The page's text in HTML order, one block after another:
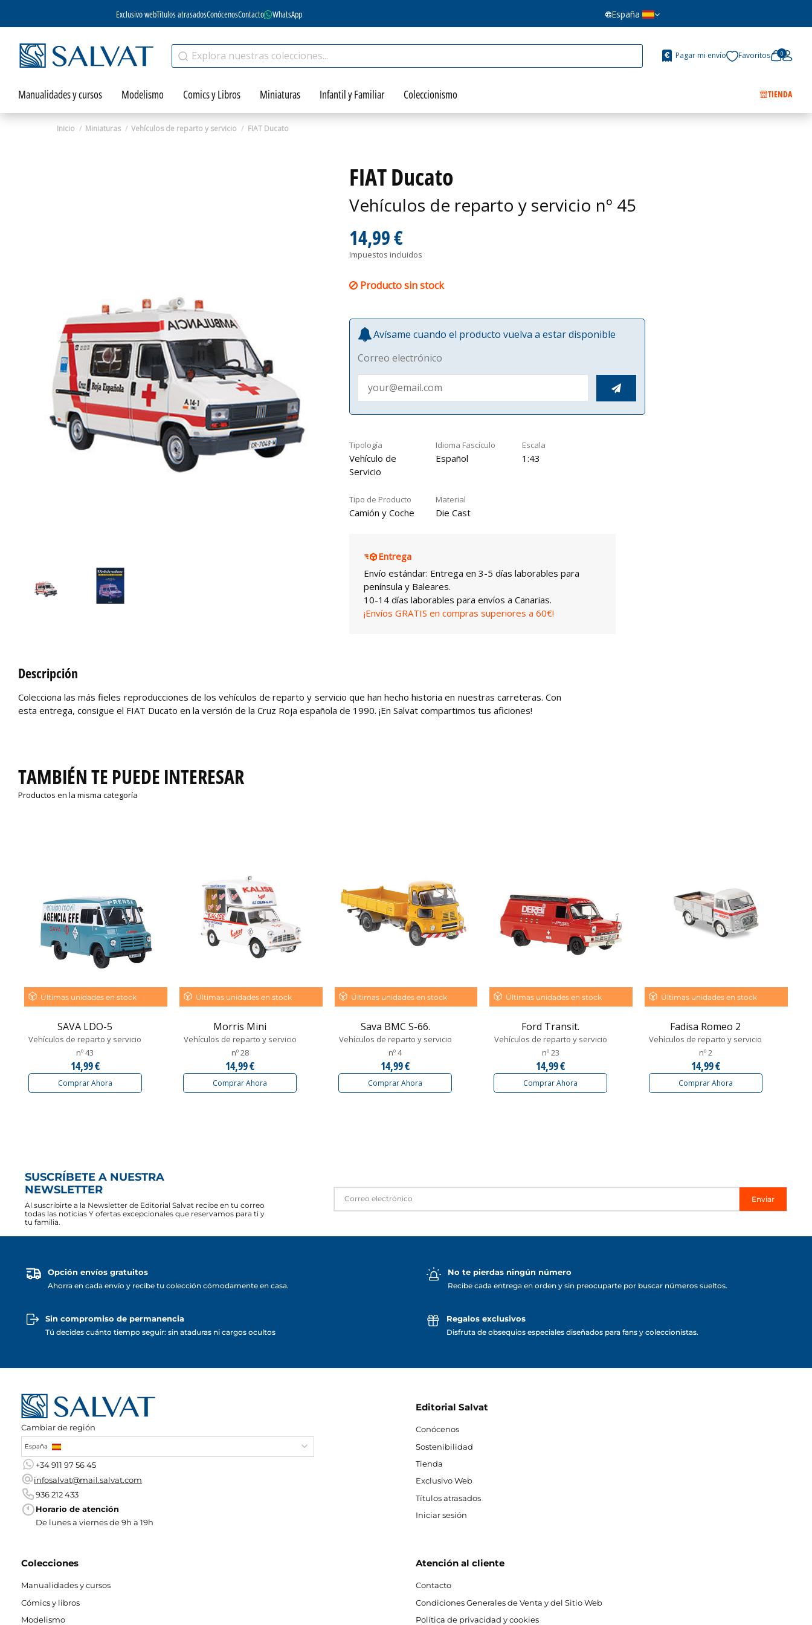
Exclusivo webTítulos atrasadosConócenosContacto WhatsApp España
Pagar mi envío Favoritos 0
Manualidades y cursos Modelismo Comics y Libros Miniaturas Infantil y Familiar Coleccionismo TIENDA
Inicio Miniaturas Vehículos de reparto y servicio FIAT Ducato
FIAT Ducato
Vehículos de reparto y servicio nº 45
14,99 €
Impuestos incluidos
Producto sin stock
Avísame cuando el producto vuelva a estar disponible
Correo electrónico

Tipología
Vehículo de
Servicio
Idioma Fascículo
Español
Escala
1:43
Tipo de Producto
Camión y Coche
Material
Die Cast
Entrega
Envío estándar: Entrega en 3-5 días laborables para
península y Baleares.
10-14 días laborables para envíos a Canarias.
¡Envíos GRATIS en compras superiores a 60€!
Descripción
Colecciona las más fieles reproducciones de los vehículos de reparto y servicio que han hecho historia en nuestras carreteras. Con
esta entrega, consigue el FIAT Ducato en la versión de la Cruz Roja española de 1990. ¡En Salvat compartimos tus aficiones!
TAMBIÉN TE PUEDE INTERESAR
Productos en la misma categoría
Últimas unidades en stock
SAVA LDO-5
Vehículos de reparto y servicio
nº 43
14,99 €
Comprar Ahora
Últimas unidades en stock
Morris Mini
Vehículos de reparto y servicio
nº 28
14,99 €
Comprar Ahora
Últimas unidades en stock
Sava BMC S-66.
Vehículos de reparto y servicio
nº 4
14,99 €
Comprar Ahora
Últimas unidades en stock
Ford Transit.
Vehículos de reparto y servicio
nº 23
14,99 €
Comprar Ahora
Últimas unidades en stock
Fadisa Romeo 2
Vehículos de reparto y servicio
nº 2
14,99 €
Comprar Ahora
SUSCRÍBETE A NUESTRA
NEWSLETTER
Al suscribirte a la Newsletter de Editorial Salvat recibe en tu correo
todas las noticias Y ofertas excepcionales que reservamos para ti y
tu familia.
Enviar
Opción envíos gratuitos
Ahorra en cada envío y recibe tu colección cómodamente en casa.
No te pierdas ningún número
Recibe cada entrega en orden y sin preocuparte por buscar números sueltos.
Sin compromiso de permanencia
Tú decides cuánto tiempo seguir: sin ataduras ni cargos ocultos
Regalos exclusivos
Disfruta de obsequios especiales diseñados para fans y coleccionistas.
Cambiar de región
España
+34 911 97 56 45
infosalvat@mail.salvat.com
936 212 433
Horario de atención
De lunes a viernes de 9h a 19h
Editorial Salvat
Conócenos
Sostenibilidad
Tienda
Exclusivo Web
Títulos atrasados
Iniciar sesión
Colecciones
Manualidades y cursos
Cómics y libros
Modelismo
Atención al cliente
Contacto
Condiciones Generales de Venta y del Sitio Web
Política de privacidad y cookies